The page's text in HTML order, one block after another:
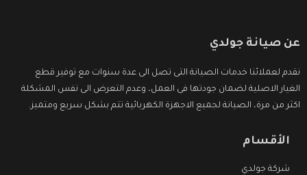
عن صيانة جولدي
نقدم لعملائنا خدمات الصيانة التى تصل الى عدة سنوات مع توفير قطع
الغيار الاصلية لضمان جودتها فى العمل، وعدم التعرض الى نفس المشكلة
اكثر من مرة، الصيانة لجميع الاجهزة الكهربائية تتم بشكل سريع ومتميز.
الأقسام
شركة جولدي